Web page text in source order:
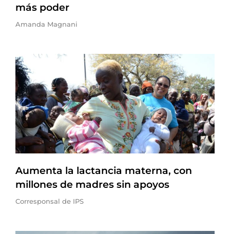
más poder
Amanda Magnani
Aumenta la lactancia materna, con
millones de madres sin apoyos
Corresponsal de IPS